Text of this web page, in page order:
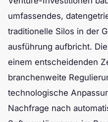
umfassendes,
traditionelle Silos in der
ausführung aufbricht.
einem entscheidenden
branchenweite
technologische
Nachfrage nach